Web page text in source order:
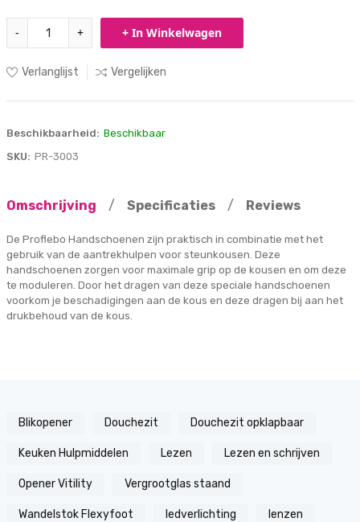
- + + In Winkelwagen
Verlanglijst Vergelijken
Beschikbaarheid: Beschikbaar
SKU: PR-3003
Omschrijving / Specificaties / Reviews
De Proflebo Handschoenen zijn praktisch in combinatie met het
gebruik van de aantrekhulpen voor steunkousen. Deze
handschoenen zorgen voor maximale grip op de kousen en om deze
te moduleren. Door het dragen van deze speciale handschoenen
voorkom je beschadigingen aan de kous en deze dragen bij aan het
drukbehoud van de kous.
Blikopener Douchezit Douchezit opklapbaar
Keuken Hulpmiddelen Lezen Lezen en schrijven
Opener Vitility Vergrootglas staand
Wandelstok Flexyfoot ledverlichting lenzen